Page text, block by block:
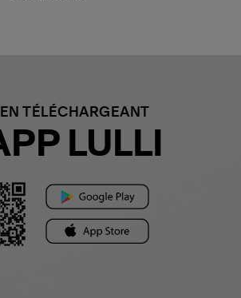
TÉLÉCHARGEANT
LULLI